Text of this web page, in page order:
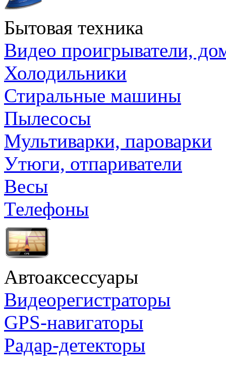
Бытовая техника
Видео проигрыватели,
Холодильники
Стиральные машины
Пылесосы
Мультиварки, пароварки
Утюги, отпариватели
Весы
Телефоны
Автоаксессуары
Видеорегистраторы
GPS-навигаторы
Радар-детекторы